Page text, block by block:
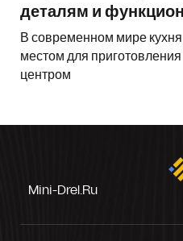
деталям и
В современном мире
местом для
центром
Mini-Drel.ru